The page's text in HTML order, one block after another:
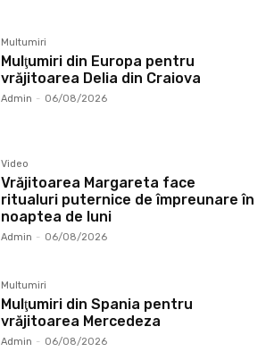
Multumiri
Mulţumiri din Europa pentru
vrăjitoarea Delia din Craiova
Admin - 06/08/2026
Video
Vrăjitoarea Margareta face
ritualuri puternice de împreunare în
noaptea de luni
Admin - 06/08/2026
Multumiri
Mulţumiri din Spania pentru
vrăjitoarea Mercedeza
Admin - 06/08/2026